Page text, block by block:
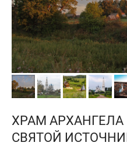
ХРАМ
СВЯТОЙ